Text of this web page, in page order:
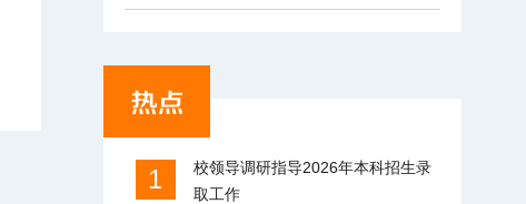
1
校领导调研指导2026年本科招生录
取工作